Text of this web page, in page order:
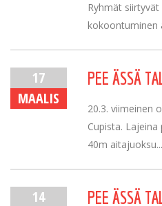
Ryhmät
kokoontuminen
17
MAALIS
PEE ÄSSÄ
20.3. viimeinen
Cupista.
40m
14
PEE ÄSSÄ